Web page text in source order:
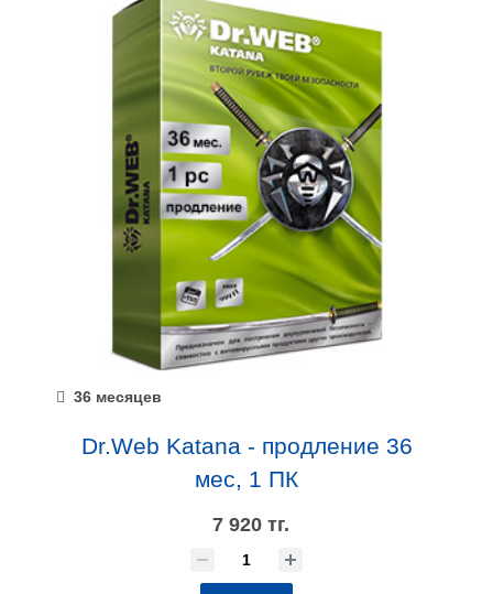
36 месяцев
Dr.Web Katana - продление 36
мес, 1 ПК
7 920 тг.